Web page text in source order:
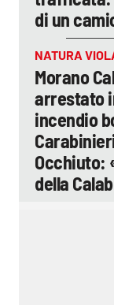
di un
NATURA
Morano
arrestato
incendio
Occhiuto:
della